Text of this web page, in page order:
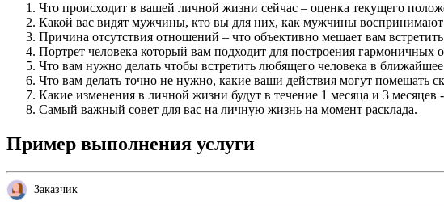
Что происходит в вашей личной жизни сейчас – оценка текущего
Какой вас видят мужчины, кто вы для них, как мужчины воспринимают
Причина отсутствия отношений – что объективно мешает вам встретить
Портрет человека который вам подходит для построения гармоничных
Что вам нужно делать чтобы встретить любящего человека в
Что вам делать точно не нужно, какие ваши действия могут помешать
Какие изменения в личной жизни будут в течение 1 месяца и 3
Самый важный совет для вас на личную жизнь на момент расклада.
Пример выполнения услуги
Заказчик